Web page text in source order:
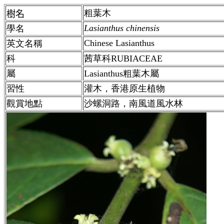
樹名
粗葉木
學名
Lasianthus chinensis
英文名稱
Chinese Lasianthus
科
茜草科RUBIACEAE
屬
Lasianthus粗葉木屬
習性
灌木，香港原生植物
觀賞地點
沙螺洞路，南風道風水林